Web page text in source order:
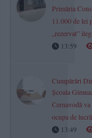
Primăria
11.000 de lei
„rezervat”
13:59
Cumpărări
Școala
Cernavodă
ocupa de
13:49